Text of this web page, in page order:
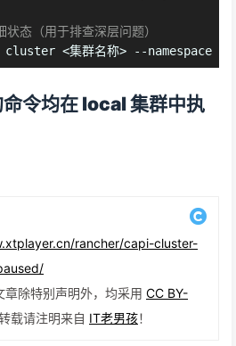
态（用于排查深层问题）
<集群名称> --namespace
令均在 local 集群中执
rancher/capi-cluster-
章除特别声明外，均采用 CC BY-
载请注明来自 IT老男孩！